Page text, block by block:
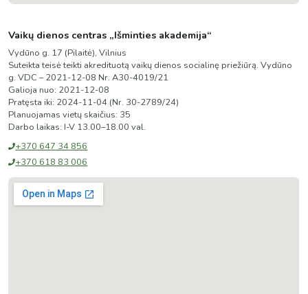
Vaikų dienos centras „Išminties akademija“
Vydūno g. 17 (Pilaitė), Vilnius
Suteikta teisė teikti akredituotą vaikų dienos socialinę priežiūrą. Vydūno
g. VDC – 2021-12-08 Nr. A30-4019/21
Galioja nuo: 2021-12-08
Pratęsta iki: 2024-11-04 (Nr. 30-2789/24)
Planuojamas vietų skaičius: 35
Darbo laikas: I-V 13.00–18.00 val.
+370 647 34 856
+370 618 83 006